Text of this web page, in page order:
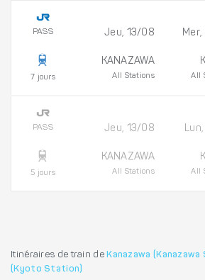
PASS
7 jours
Jeu, 13/08
KANAZAWA
All Stations All
PASS
5 jours
Jeu, 13/08
KANAZAWA
All Stations All
Itinéraires de train de Kanazawa (Kanazawa
(Kyoto Station)